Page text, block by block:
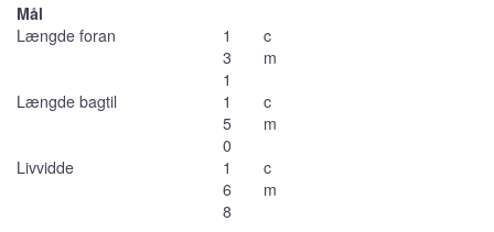
Mål
Længde foran
1
3
1
c
m
Længde bagtil
1
5
0
c
m
Livvidde
1
6
8
c
m